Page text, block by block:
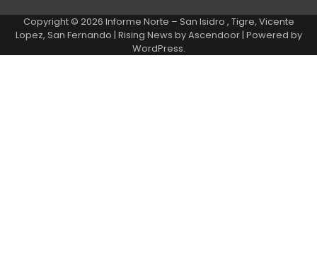
Copyright © 2026 Informe Norte – San Isidro , Tigre, Vicente
Lopez, San Fernando | Rising News byAscendoor| Powered by
WordPress.